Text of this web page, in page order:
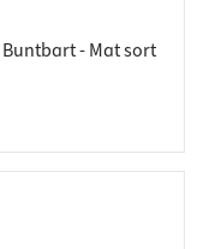
Buntbart - Mat sort